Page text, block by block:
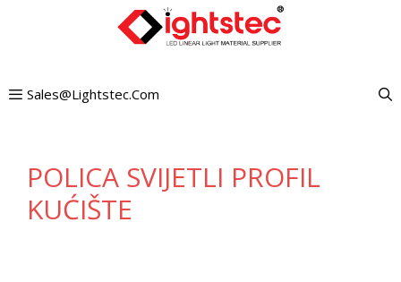
Sales@lightstec.com
POLICA SVIJETLI PROFIL
KUĆIŠTE